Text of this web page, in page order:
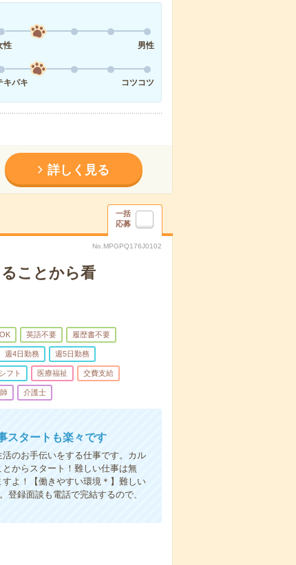
性
男性
キパキ
コツコツ
詳しく見る
一括
応募
No.MPGPQ176J0102
ことから看
英語不要 履歴書不要
週4日勤務 週5日勤務
シフト 医療福祉 交費支給
介護士
スタートも楽々です
のお手伝いをする仕事です。カル
からスタート！難しい仕事は無
よ！【働きやすい環境＊】難しい
録面談も電話で完結するので、